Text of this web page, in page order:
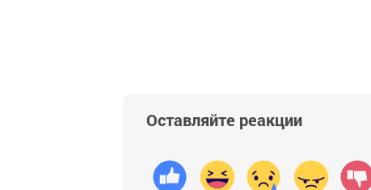
Оставляйте реакции